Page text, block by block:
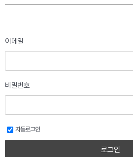
이메일
비밀번호
자동로그인
로그인